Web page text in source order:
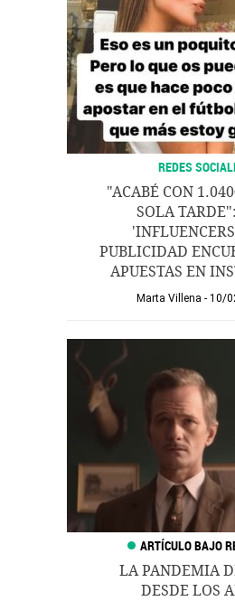
REDES
"ACABÉ CON
SOLA
PUBLICIDAD
APUESTAS EN
Marta Villena 10/
LA PANDEMIA
DESDE LOS